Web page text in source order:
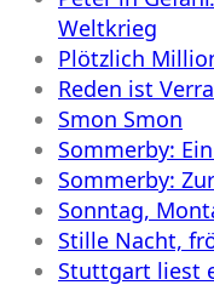
Weltkrieg
Plötzlich
Reden ist
Smon Smon
Sommerby:
Sommerby:
Sonntag,
Stille Nacht,
Stuttgart liest